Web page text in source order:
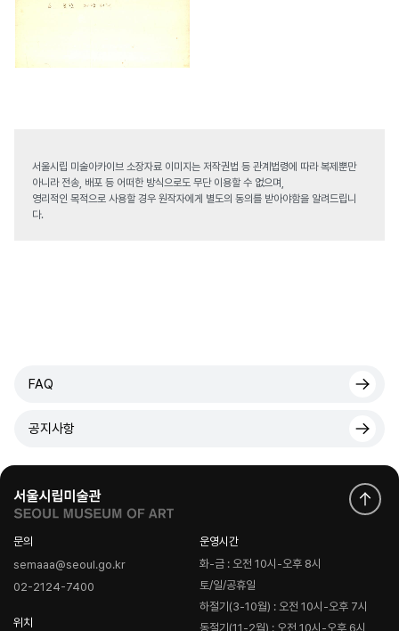
서울시립 미술아카이브 소장자료 이미지는 저작권법 등 관계법령에 따라 복제뿐만
아니라 전송, 배포 등 어떠한 방식으로도 무단 이용할 수 없으며,
영리적인 목적으로 사용할 경우 원작자에게 별도의 동의를 받아야함을 알려드립니
다.
FAQ
공지사항
문의
semaaa@seoul.go.kr
02-2124-7400
위치
운영시간
화-금 : 오전 10시-오후 8시
토/일/공휴일
하절기(3-10월) : 오전 10시-오후 7시
동절기(11-2월) : 오전 10시-오후 6시